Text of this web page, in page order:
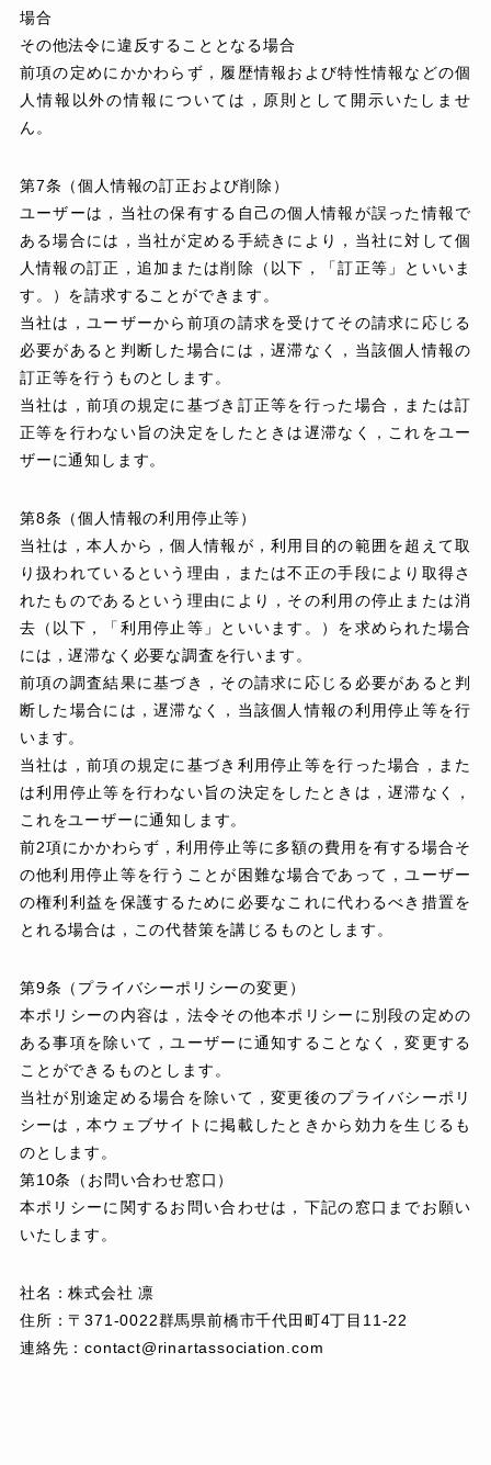
場合
その他法令に違反することとなる場合
前項の定めにかかわらず，履歴情報および特性情報などの個
人情報以外の情報については，原則として開示いたしませ
ん。
第7条（個人情報の訂正および削除）
ユーザーは，当社の保有する自己の個人情報が誤った情報で
ある場合には，当社が定める手続きにより，当社に対して個
人情報の訂正，追加または削除（以下，「訂正等」といいま
す。）を請求することができます。
当社は，ユーザーから前項の請求を受けてその請求に応じる
必要があると判断した場合には，遅滞なく，当該個人情報の
訂正等を行うものとします。
当社は，前項の規定に基づき訂正等を行った場合，または訂
正等を行わない旨の決定をしたときは遅滞なく，これをユー
ザーに通知します。
第8条（個人情報の利用停止等）
当社は，本人から，個人情報が，利用目的の範囲を超えて取
り扱われているという理由，または不正の手段により取得さ
れたものであるという理由により，その利用の停止または消
去（以下，「利用停止等」といいます。）を求められた場合
には，遅滞なく必要な調査を行います。
前項の調査結果に基づき，その請求に応じる必要があると判
断した場合には，遅滞なく，当該個人情報の利用停止等を行
います。
当社は，前項の規定に基づき利用停止等を行った場合，また
は利用停止等を行わない旨の決定をしたときは，遅滞なく，
これをユーザーに通知します。
前2項にかかわらず，利用停止等に多額の費用を有する場合そ
の他利用停止等を行うことが困難な場合であって，ユーザー
の権利利益を保護するために必要なこれに代わるべき措置を
とれる場合は，この代替策を講じるものとします。
第9条（プライバシーポリシーの変更）
本ポリシーの内容は，法令その他本ポリシーに別段の定めの
ある事項を除いて，ユーザーに通知することなく，変更する
ことができるものとします。
当社が別途定める場合を除いて，変更後のプライバシーポリ
シーは，本ウェブサイトに掲載したときから効力を生じるも
のとします。
第10条（お問い合わせ窓口）
本ポリシーに関するお問い合わせは，下記の窓口までお願い
いたします。
社名：株式会社 凛
住所：〒371-0022群馬県前橋市千代田町4丁目11-22
連絡先：contact@rinartassociation.com